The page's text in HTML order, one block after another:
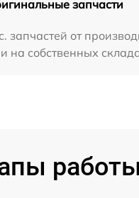
запчасти
запчастей от
на собственных